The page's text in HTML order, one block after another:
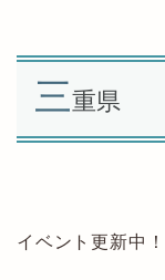
三重県
イベント更新中！